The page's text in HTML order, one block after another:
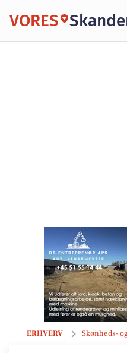
VORES
ERHVERV Skønheds-
Lashe By Ann-Lee